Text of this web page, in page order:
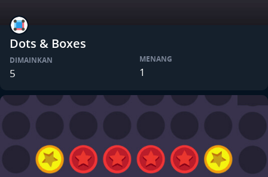
Dots & Boxes
DIMAINKAN
5
MENANG
1